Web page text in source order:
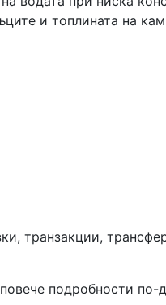
и топлината на
транзакции,
подробности по-